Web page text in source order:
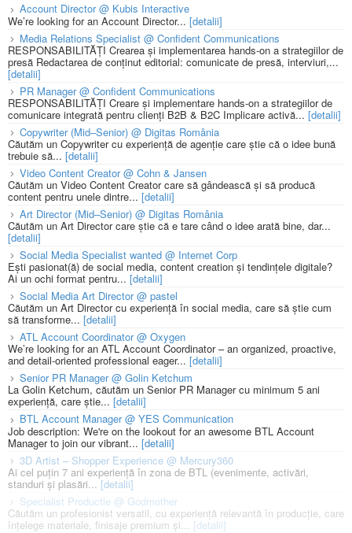
Account Director @ Kubis Interactive
We’re looking for an Account Director... [detalii]
Media Relations Specialist @ Confident Communications
RESPONSABILITĂȚI Crearea și implementarea hands-on a strategiilor de
presă Redactarea de conținut editorial: comunicate de presă, interviuri,...
[detalii]
PR Manager @ Confident Communications
RESPONSABILITĂȚI Creare și implementare hands-on a strategiilor de
comunicare integrată pentru clienți B2B & B2C Implicare activă... [detalii]
Copywriter (Mid–Senior) @ Digitas România
Căutăm un Copywriter cu experiență de agenție care știe că o idee bună
trebuie să... [detalii]
Video Content Creator @ Cohn & Jansen
Căutăm un Video Content Creator care să gândească și să producă
content pentru unele dintre... [detalii]
Art Director (Mid–Senior) @ Digitas România
Căutăm un Art Director care știe că e tare când o idee arată bine, dar...
[detalii]
Social Media Specialist wanted @ Internet Corp
Ești pasionat(ă) de social media, content creation și tendințele digitale?
Ai un ochi format pentru... [detalii]
Social Media Art Director @ pastel
Căutăm un Art Director cu experiență în social media, care să știe cum
să transforme... [detalii]
ATL Account Coordinator @ Oxygen
We’re looking for an ATL Account Coordinator – an organized, proactive,
and detail-oriented professional eager... [detalii]
Senior PR Manager @ Golin Ketchum
La Golin Ketchum, căutăm un Senior PR Manager cu minimum 5 ani
experiență, care știe... [detalii]
BTL Account Manager @ YES Communication
Job description: We're on the lookout for an awesome BTL Account
Manager to join our vibrant... [detalii]
3D Artist – Shopper Experience @ Mercury360
Ai cel puțin 7 ani experiență în zona de BTL (evenimente, activări,
standuri și plasări...[detalii]
Specialist Productie @ Godmother
Căutăm un profesionist versatil, cu experiență relevantă în producție, care
înțelege materiale, finisaje premium și... [detalii]